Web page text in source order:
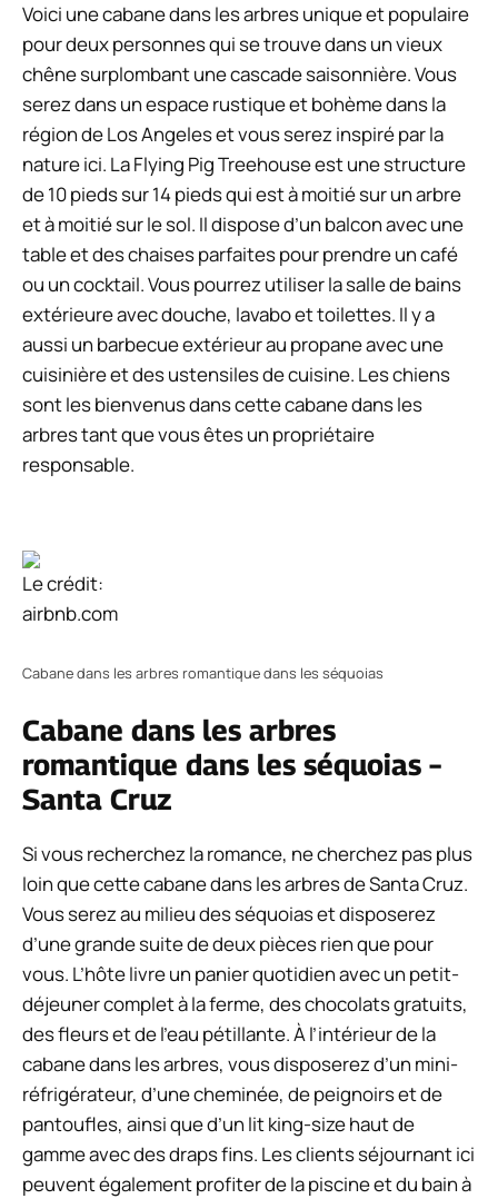
Voici une cabane dans les arbres unique et populaire
pour deux personnes qui se trouve dans un vieux
chêne surplombant une cascade saisonnière. Vous
serez dans un espace rustique et bohème dans la
région de Los Angeles et vous serez inspiré par la
nature ici. La Flying Pig Treehouse est une structure
de 10 pieds sur 14 pieds qui est à moitié sur un arbre
et à moitié sur le sol. Il dispose d’un balcon avec une
table et des chaises parfaites pour prendre un café
ou un cocktail. Vous pourrez utiliser la salle de bains
extérieure avec douche, lavabo et toilettes. Il y a
aussi un barbecue extérieur au propane avec une
cuisinière et des ustensiles de cuisine. Les chiens
sont les bienvenus dans cette cabane dans les
arbres tant que vous êtes un propriétaire
responsable.
Le crédit:
airbnb.com
Cabane dans les arbres romantique dans les séquoias
Cabane dans les arbres
romantique dans les séquoias –
Santa Cruz
Si vous recherchez la romance, ne cherchez pas plus
loin que cette cabane dans les arbres de Santa Cruz.
Vous serez au milieu des séquoias et disposerez
d’une grande suite de deux pièces rien que pour
vous. L’hôte livre un panier quotidien avec un petit-
déjeuner complet à la ferme, des chocolats gratuits,
des fleurs et de l’eau pétillante. À l’intérieur de la
cabane dans les arbres, vous disposerez d’un mini-
réfrigérateur, d’une cheminée, de peignoirs et de
pantoufles, ainsi que d’un lit king-size haut de
gamme avec des draps fins. Les clients séjournant ici
peuvent également profiter de la piscine et du bain à